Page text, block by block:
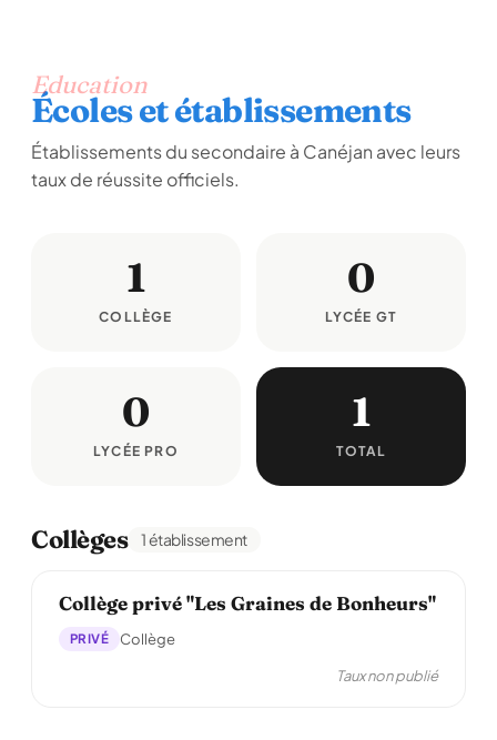
Education
Écoles et établissements
Établissements du secondaire à Canéjan avec leurs
taux de réussite officiels.
1
COLLÈGE
0
LYCÉE GT
0
LYCÉE PRO
1
TOTAL
Collèges 1 établissement
Collège privé "Les Graines de Bonheurs"
PRIVÉ Collège
Taux non publié